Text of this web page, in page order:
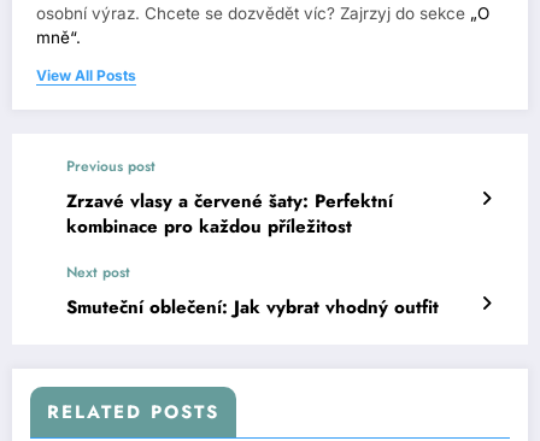
osobní výraz. Chcete se dozvědět víc? Zajrzyj do sekce „O
mně“.
View All Posts
Previous post
Zrzavé vlasy a červené šaty: Perfektní
kombinace pro každou příležitost
Next post
Smuteční oblečení: Jak vybrat vhodný outfit
RELATED POSTS